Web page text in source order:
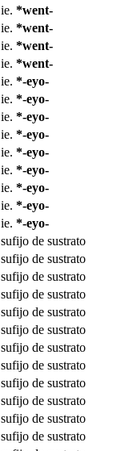
ie. *went-
ie. *went-
ie. *went-
ie. *went-
ie. *-eyo-
ie. *-eyo-
ie. *-eyo-
ie. *-eyo-
ie. *-eyo-
ie. *-eyo-
ie. *-eyo-
ie. *-eyo-
ie. *-eyo-
sufijo de sustrato
sufijo de sustrato
sufijo de sustrato
sufijo de sustrato
sufijo de sustrato
sufijo de sustrato
sufijo de sustrato
sufijo de sustrato
sufijo de sustrato
sufijo de sustrato
sufijo de sustrato
sufijo de sustrato